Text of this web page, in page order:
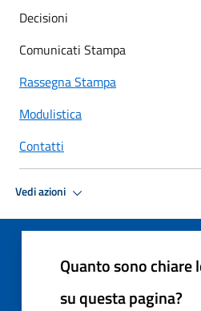
Decisioni
Comunicati Stampa
Rassegna Stampa
Modulistica
Contatti
Vedi azioni
Quanto sono
su questa pagina?